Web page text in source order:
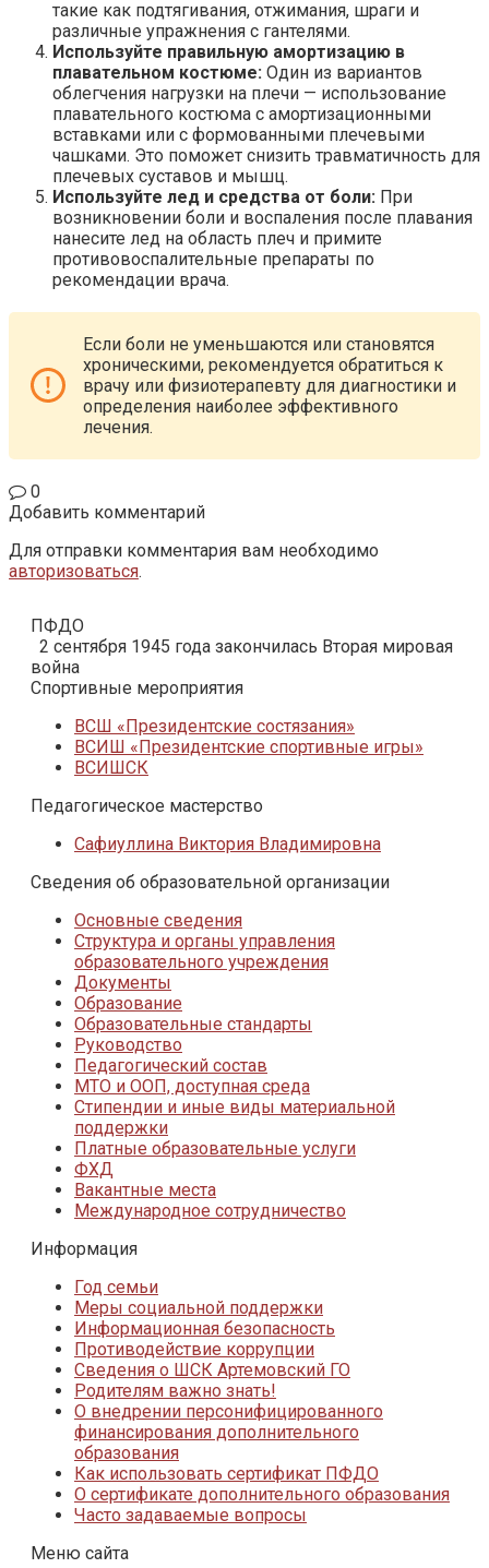
такие как подтягивания, отжимания, шраги и
различные упражнения с гантелями.
Используйте правильную амортизацию в
плавательном костюме: Один из вариантов
облегчения нагрузки на плечи — использование
плавательного костюма с амортизационными
вставками или с формованными плечевыми
чашками. Это поможет снизить травматичность для
плечевых суставов и мышц.
Используйте лед и средства от боли: При
возникновении боли и воспаления после плавания
нанесите лед на область плеч и примите
противовоспалительные препараты по
рекомендации врача.
Если боли не уменьшаются или становятся
хроническими, рекомендуется обратиться к
врачу или физиотерапевту для диагностики и
определения наиболее эффективного
лечения.
0
Добавить комментарий
Для отправки комментария вам необходимо
авторизоваться.
ПФДО
2 сентября 1945 года закончилась Вторая мировая
война
Спортивные мероприятия
ВСШ «Президентские состязания»
ВСИШ «Президентские спортивные игры»
ВСИШСК
Педагогическое мастерство
Сафиуллина Виктория Владимировна
Сведения об образовательной организации
Основные сведения
Структура и органы управления
образовательного учреждения
Документы
Образование
Образовательные стандарты
Руководство
Педагогический состав
МТО и ООП, доступная среда
Стипендии и иные виды материальной
поддержки
Платные образовательные услуги
ФХД
Вакантные места
Международное сотрудничество
Информация
Год семьи
Меры социальной поддержки
Информационная безопасность
Противодействие коррупции
Сведения о ШСК Артемовский ГО
Родителям важно знать!
О внедрении персонифицированного
финансирования дополнительного
образования
Как использовать сертификат ПФДО
О сертификате дополнительного образования
Часто задаваемые вопросы
Меню сайта